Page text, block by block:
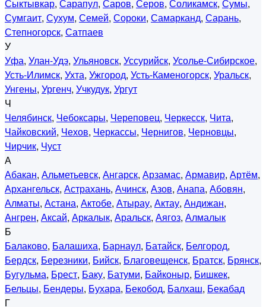
Сыктывкар, Сарапул, Саров, Серов, Соликамск, Сумы,
Сумгаит, Сухум, Семей, Сороки, Самарканд, Сарань,
Степногорск, Сатпаев
У
Уфа, Улан-Удэ, Ульяновск, Уссурийск, Усолье-Сибирское,
Усть-Илимск, Ухта, Ужгород, Усть-Каменогорск, Уральск,
Унгены, Ургенч, Учкудук, Ургут
Ч
Челябинск, Чебоксары, Череповец, Черкесск, Чита,
Чайковский, Чехов, Черкассы, Чернигов, Черновцы,
Чирчик, Чуст
А
Абакан, Альметьевск, Ангарск, Арзамас, Армавир, Артём,
Архангельск, Астрахань, Ачинск, Азов, Анапа, Абовян,
Алматы, Астана, Актобе, Атырау, Актау, Андижан,
Ангрен, Аксай, Аркалык, Аральск, Аягоз, Алмалык
Б
Балаково, Балашиха, Барнаул, Батайск, Белгород,
Бердск, Березники, Бийск, Благовещенск, Братск, Брянск,
Бугульма, Брест, Баку, Батуми, Байконыр, Бишкек,
Бельцы, Бендеры, Бухара, Бекобод, Балхаш, Бекабад
Г